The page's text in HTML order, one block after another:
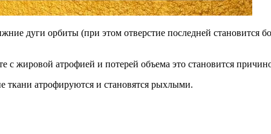
дуги орбиты (при этом отверстие последней становится
жировой атрофией и потерей объема это становится
ткани атрофируются и становятся рыхлыми.